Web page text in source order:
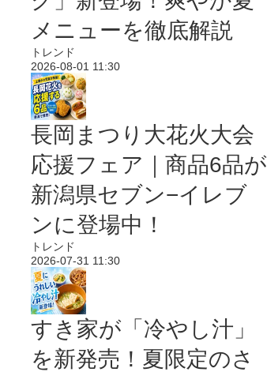
メニューを徹底解説
トレンド
2026-08-01 11:30
長岡まつり大花火大会
応援フェア｜商品6品が
新潟県セブン−イレブ
ンに登場中！
トレンド
2026-07-31 11:30
すき家が「冷やし汁」
を新発売！夏限定のさ